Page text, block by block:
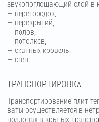
звукопоглощающий слой в
— перегородок,
— перекрытий,
— полов,
— потолков,
— скатных кровель,
— стен.
ТРАНСПОРТИРОВКА
Транспортирование плит
ваты осуществляется в
поддонах в крытых